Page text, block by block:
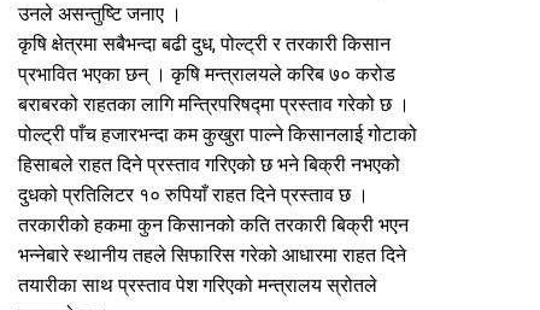
उनले असन्तुष्टि जनाए ।
कृषि क्षेत्रमा सबैभन्दा बढी दुध, पोल्ट्री र तरकारी किसान
प्रभावित भएका छन् । कृषि मन्त्रालयले करिब ७० करोड
बराबरको राहतका लागि मन्त्रिपरिषद्मा प्रस्ताव गरेको छ ।
पोल्ट्री पाँच हजारभन्दा कम कुखुरा पाल्ने किसानलाई गोटाको
हिसाबले राहत दिने प्रस्ताव गरिएको छ भने बिक्री नभएको
दुधको प्रतिलिटर १० रुपियाँ राहत दिने प्रस्ताव छ ।
तरकारीको हकमा कुन किसानको कति तरकारी बिक्री भएन
भन्नेबारे स्थानीय तहले सिफारिस गरेको आधारमा राहत दिने
तयारीका साथ प्रस्ताव पेश गरिएको मन्त्रालय स्रोतले